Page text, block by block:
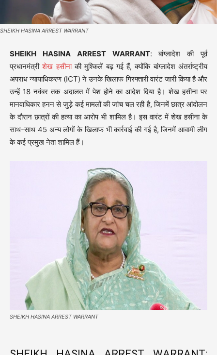
SHEIKH HASINA ARREST WARRANT
SHEIKH HASINA ARREST WARRANT: बांग्लादेश की पूर्व
प्रधानमंत्रीशेख हसीनाकी मुश्किलें बढ़ गई हैं, क्योंकि बांग्लादेश अंतर्राष्ट्रीय
अपराध न्यायाधिकरण (ICT) ने उनके खिलाफ गिरफ्तारी वारंट जारी किया है और
उन्हें 18 नवंबर तक अदालत में पेश होने का आदेश दिया है। शेख हसीना पर
मानवाधिकार हनन से जुड़े कई मामलों की जांच चल रही है, जिनमें छात्र आंदोलन
के दौरान छात्रों की हत्या का आरोप भी शामिल है। इस वारंट में शेख हसीना के
साथ-साथ 45 अन्य लोगों के खिलाफ भी कार्रवाई की गई है, जिनमें आवामी लीग
के कई प्रमुख नेता शामिल हैं।
SHEIKH HASINA ARREST WARRANT